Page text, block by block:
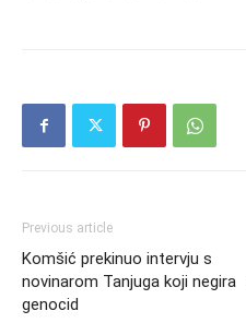
Previous article
Komšić prekinuo intervju s
novinarom Tanjuga koji negira
genocid